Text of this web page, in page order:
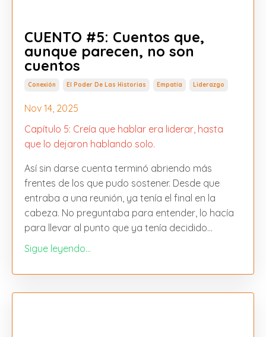
CUENTO #5: Cuentos que,
aunque parecen, no son
cuentos
Conexión El Poder De Las Historias Empatía Liderazgo
Nov 14, 2025
Capítulo 5: Creía que hablar era liderar, hasta
que lo dejaron hablando solo.
Así sin darse cuenta terminó abriendo más
frentes de los que pudo sostener. Desde que
entraba a una reunión, ya tenía el final en la
cabeza. No preguntaba para entender, lo hacía
para llevar al punto que ya tenía decidido...
Sigue leyendo...